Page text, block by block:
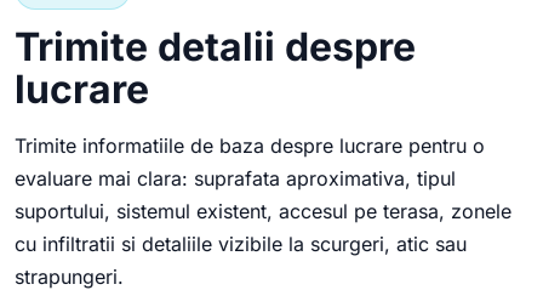
Trimite detalii despre
lucrare
Trimite informatiile de baza despre lucrare pentru o
evaluare mai clara: suprafata aproximativa, tipul
suportului, sistemul existent, accesul pe terasa, zonele
cu infiltratii si detaliile vizibile la scurgeri, atic sau
strapungeri.